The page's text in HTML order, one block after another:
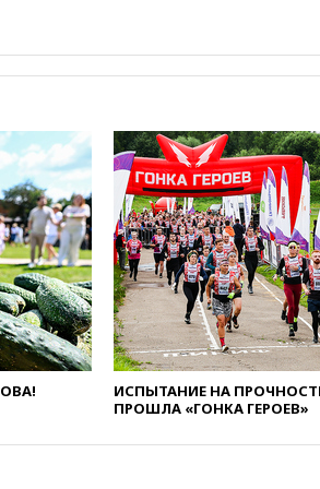
11:38
запуск
11:22
человек
11:19
11:04
ИСПЫТАНИЕ НА
ПРОШЛА «ГОНКА ГЕРОЕВ»